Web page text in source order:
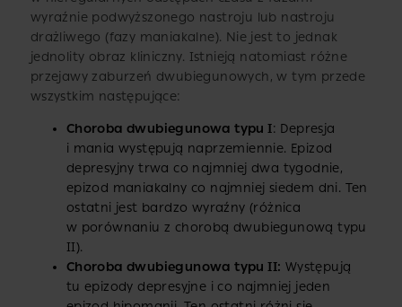
wyraźnie podwyższonego nastroju lub nastroju
drażliwego (fazy maniakalne). Nie jest to jednak
jednolity obraz kliniczny. Istnieją natomiast różne
przejawy zaburzeń dwubiegunowych, w tym przede
wszystkim następujące:
Choroba dwubiegunowa typu I: Depresja
i mania występują naprzemiennie. Epizod
depresyjny trwa co najmniej dwa tygodnie,
epizod maniakalny co najmniej siedem dni. Ten
ostatni jest bardzo wyraźny (różnica
w porównaniu z chorobą dwubiegunową typu
II).
Choroba dwubiegunowa typu II: Występują
tu epizody depresyjne i co najmniej jeden